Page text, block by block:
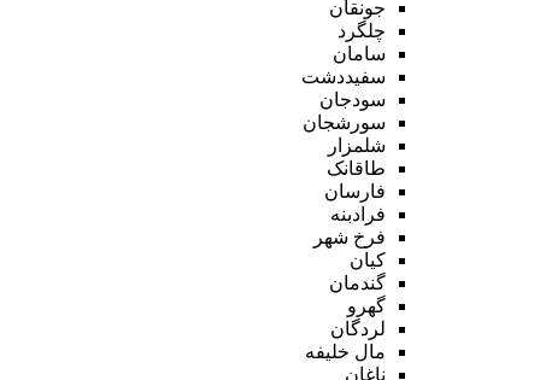
جونقان
چلگرد
سامان
سفیددشت
سودجان
سورشجان
شلمزار
طاقانک
فارسان
فرادبنه
فرخ شهر
کیان
گندمان
گهرو
لردگان
مال خلیفه
ناغان